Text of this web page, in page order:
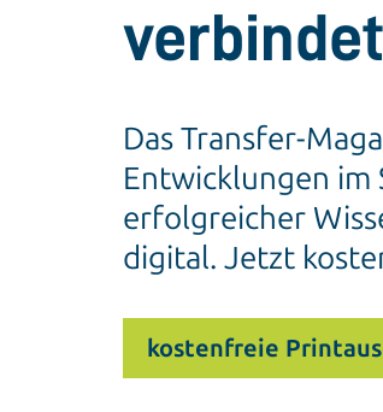
verbindet
Das Transfer-
Entwicklungen im
erfolgreicher
digital. Jetzt
kostenfreie